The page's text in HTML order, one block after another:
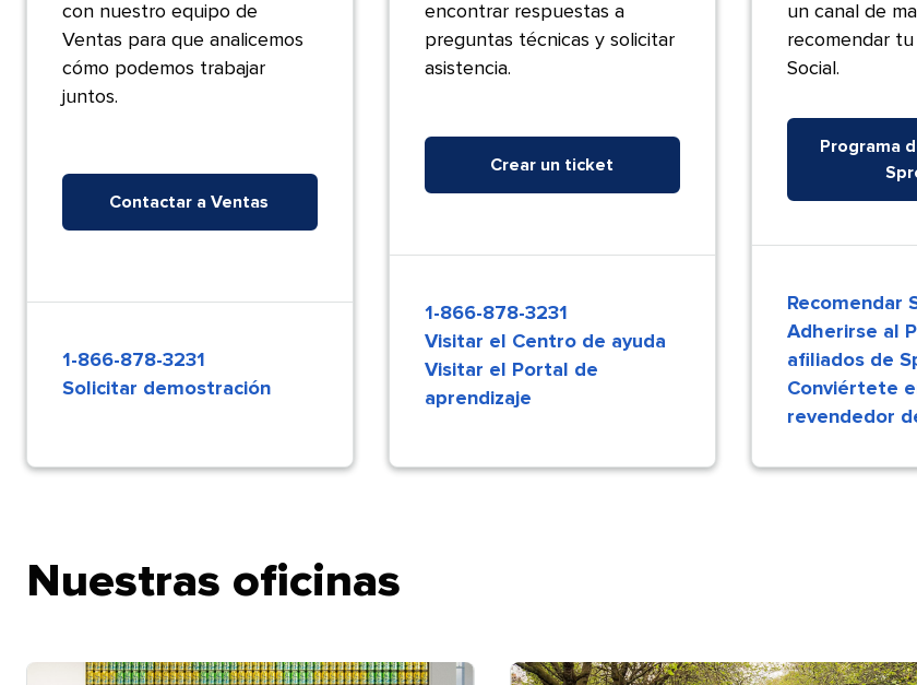
con nuestro equipo de
Ventas para que analicemos
cómo podemos trabajar
juntos.​​
Contactar a Ventas​​
1-866-878-3231​​
Solicitar demostración​​
encontrar respuestas a
preguntas técnicas y solicitar
asistencia.​​
Crear un ticket​​
1-866-878-3231​​
Visitar el Centro de ayuda​​
Visitar el Portal de
aprendizaje​​
un canal de
recomendar
Social.​​
Programa
Recomendar
Adherirse al
afiliados de
Conviértete
revendedor
Nuestras oficinas​​